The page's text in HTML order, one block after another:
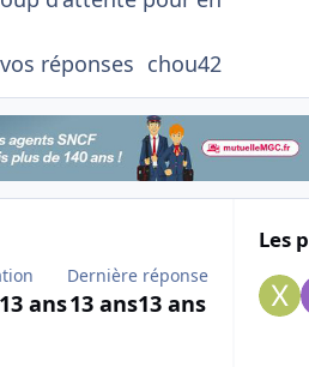
réponses chou42
13 ans
Dernière réponse
13 ans13 ans
Les